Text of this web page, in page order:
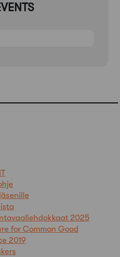
2025
for Common Good
2019